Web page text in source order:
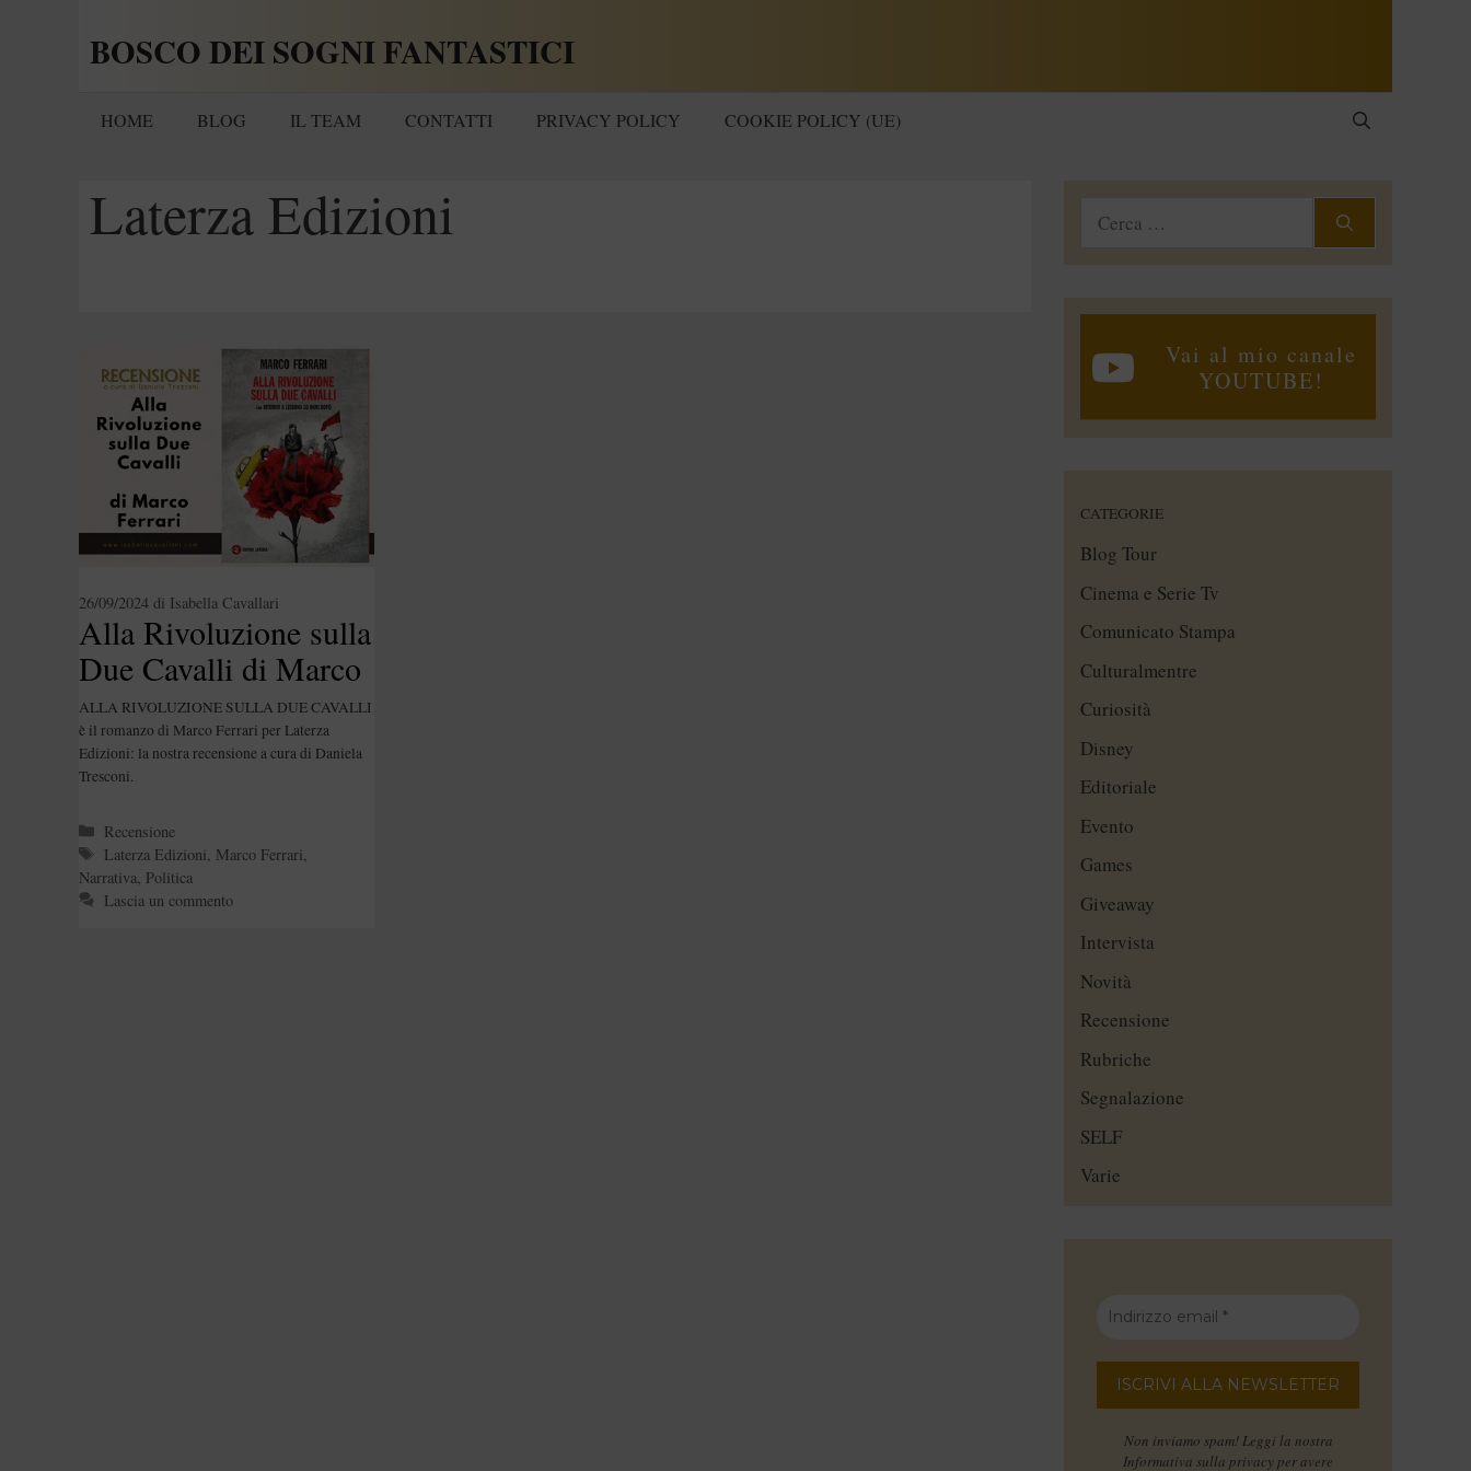
BOSCO DEI SOGNI FANTASTICI
HOME BLOG IL TEAM CONTATTI PRIVACY POLICY COOKIE POLICY (UE)
Laterza Edizioni
Alla Rivoluzione sulla
Due Cavalli di Marco
Ferrari
26/09/2024 di Isabella Cavallari
ALLA RIVOLUZIONE SULLA DUE CAVALLI
è il romanzo di Marco Ferrari per Laterza
Edizioni: la nostra recensione a cura di Daniela
Tresconi.
Categorie
Recensione
Tag
Laterza Edizioni Marco Ferrari
Narrativa Politica
Lascia un commento
Ricerca
Vai al mio canale
YOUTUBE!
CATEGORIE
Blog Tour
Cinema e Serie Tv
Comunicato Stampa
Culturalmentre
Curiosità
Disney
Editoriale
Evento
Games
Giveaway
Intervista
Novità
Recensione
Rubriche
Segnalazione
SELF
Varie
Non inviamo spam! Leggi la nostra
Informativa sulla privacy per avere